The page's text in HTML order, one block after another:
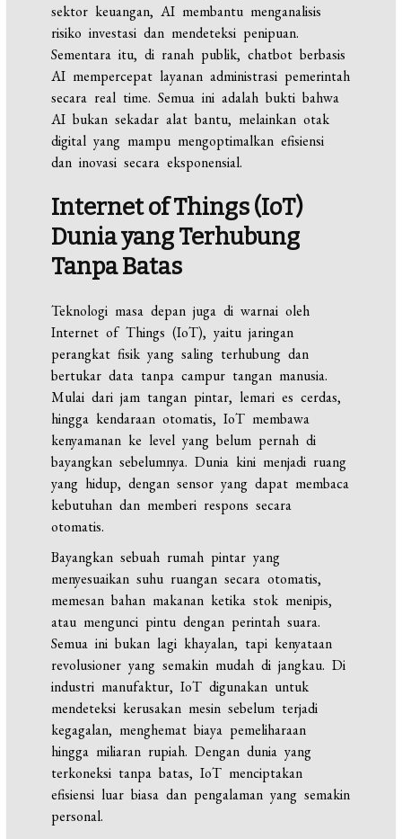
sektor keuangan, AI membantu menganalisis
risiko investasi dan mendeteksi penipuan.
Sementara itu, di ranah publik, chatbot berbasis
AI mempercepat layanan administrasi pemerintah
secara real time. Semua ini adalah bukti bahwa
AI bukan sekadar alat bantu, melainkan otak
digital yang mampu mengoptimalkan efisiensi
dan inovasi secara eksponensial.
Internet of Things (IoT)
Dunia yang Terhubung
Tanpa Batas
Teknologi masa depan juga di warnai oleh
Internet of Things (IoT), yaitu jaringan
perangkat fisik yang saling terhubung dan
bertukar data tanpa campur tangan manusia.
Mulai dari jam tangan pintar, lemari es cerdas,
hingga kendaraan otomatis, IoT membawa
kenyamanan ke level yang belum pernah di
bayangkan sebelumnya. Dunia kini menjadi ruang
yang hidup, dengan sensor yang dapat membaca
kebutuhan dan memberi respons secara
otomatis.
Bayangkan sebuah rumah pintar yang
menyesuaikan suhu ruangan secara otomatis,
memesan bahan makanan ketika stok menipis,
atau mengunci pintu dengan perintah suara.
Semua ini bukan lagi khayalan, tapi kenyataan
revolusioner yang semakin mudah di jangkau. Di
industri manufaktur, IoT digunakan untuk
mendeteksi kerusakan mesin sebelum terjadi
kegagalan, menghemat biaya pemeliharaan
hingga miliaran rupiah. Dengan dunia yang
terkoneksi tanpa batas, IoT menciptakan
efisiensi luar biasa dan pengalaman yang semakin
personal.